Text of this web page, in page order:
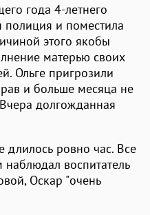
года 4-летнего
полиция и поместила
этого якобы
матерью своих
Ольге пригрозили
и больше месяца не
долгожданная
длилось ровно час. Все
воспитатель
Оскар "очень